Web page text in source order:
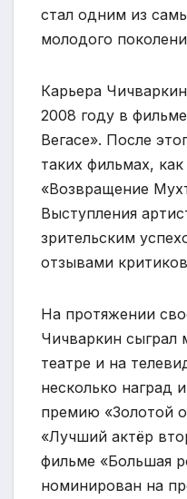
стал одним из
молодого
Карьера
2008 году в
Вегасе». После
таких фильмах,
«Возвращение
Выступления
зрительским
отзывами
На протяжении
Чичваркин сыграл
театре и на
несколько наград
премию «Золотой
«Лучший актёр
фильме «Большая
номинирован на